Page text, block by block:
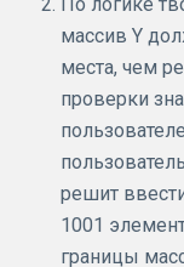
По логике
массив Y
места, чем
проверки
решит
1001
границы